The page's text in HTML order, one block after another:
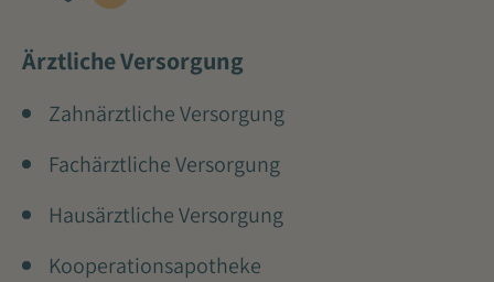
Ärztliche Versorgung
Zahnärztliche Versorgung
Fachärztliche Versorgung
Hausärztliche Versorgung
Kooperationsapotheke